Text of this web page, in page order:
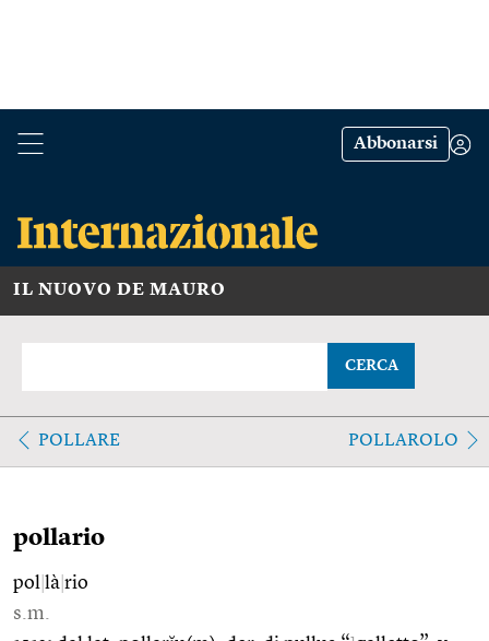
Abbonarsi
IL NUOVO DE MAURO
CERCA
POLLARE POLLAROLO
pollario
pol là rio
s.m.